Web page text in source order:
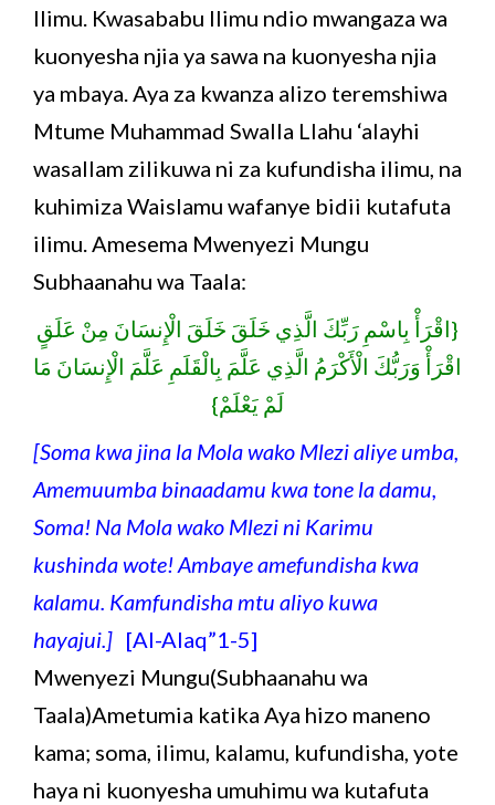
Ilimu. Kwasababu Ilimu ndio mwangaza wa
kuonyesha njia ya sawa na kuonyesha njia
ya mbaya. Aya za kwanza alizo teremshiwa
Mtume Muhammad Swalla Llahu ‘alayhi
wasallam zilikuwa ni za kufundisha ilimu, na
kuhimiza Waislamu wafanye bidii kutafuta
ilimu. Amesema Mwenyezi Mungu
Subhaanahu wa Taala:
{اقْرَأْ بِاسْمِ رَبِّكَ الَّذِي خَلَقَ خَلَقَ الْإِنسَانَ مِنْ عَلَقٍ
اقْرَأْ وَرَبُّكَ الْأَكْرَمُ الَّذِي عَلَّمَ بِالْقَلَمِ عَلَّمَ الْإِنسَانَ مَا
لَمْ يَعْلَمْ}
[Soma kwa jina la Mola wako Mlezi aliye umba,
Amemuumba binaadamu kwa tone la damu,
Soma! Na Mola wako Mlezi ni Karimu
kushinda wote! Ambaye amefundisha kwa
kalamu. Kamfundisha mtu aliyo kuwa
hayajui.] [Al-Alaq”1-5]
Mwenyezi Mungu(Subhaanahu wa
Taala)Ametumia katika Aya hizo maneno
kama; soma, ilimu, kalamu, kufundisha, yote
haya ni kuonyesha umuhimu wa kutafuta